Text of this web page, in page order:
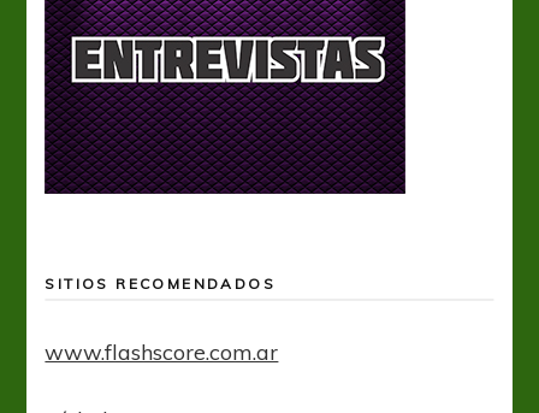
SITIOS RECOMENDADOS
www.flashscore.com.ar